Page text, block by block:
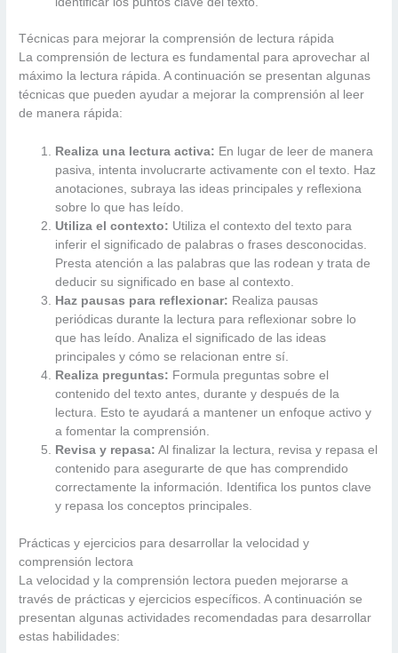
Técnicas para mejorar la comprensión de lectura rápida
La comprensión de lectura es fundamental para aprovechar al
máximo la lectura rápida. A continuación se presentan algunas
técnicas que pueden ayudar a mejorar la comprensión al leer
de manera rápida:
Realiza una lectura activa: En lugar de leer de manera
pasiva, intenta involucrarte activamente con el texto. Haz
anotaciones, subraya las ideas principales y reflexiona
sobre lo que has leído.
Utiliza el contexto: Utiliza el contexto del texto para
inferir el significado de palabras o frases desconocidas.
Presta atención a las palabras que las rodean y trata de
deducir su significado en base al contexto.
Haz pausas para reflexionar: Realiza pausas
periódicas durante la lectura para reflexionar sobre lo
que has leído. Analiza el significado de las ideas
principales y cómo se relacionan entre sí.
Realiza preguntas: Formula preguntas sobre el
contenido del texto antes, durante y después de la
lectura. Esto te ayudará a mantener un enfoque activo y
a fomentar la comprensión.
Revisa y repasa: Al finalizar la lectura, revisa y repasa el
contenido para asegurarte de que has comprendido
correctamente la información. Identifica los puntos clave
y repasa los conceptos principales.
Prácticas y ejercicios para desarrollar la velocidad y
comprensión lectora
La velocidad y la comprensión lectora pueden mejorarse a
través de prácticas y ejercicios específicos. A continuación se
presentan algunas actividades recomendadas para desarrollar
estas habilidades: